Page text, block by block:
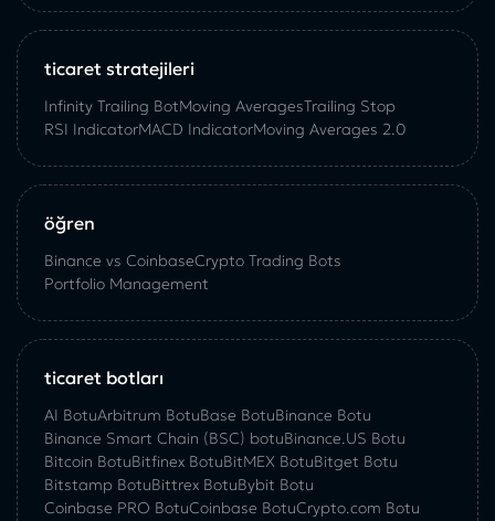
ticaret stratejileri
Infinity Trailing BotMoving AveragesTrailing Stop
RSI IndicatorMACD IndicatorMoving Averages 2.0
öğren
Binance vs CoinbaseCrypto Trading Bots
Portfolio Management
ticaret botları
AI BotuArbitrum BotuBase BotuBinance Botu
Binance Smart Chain (BSC) botuBinance.US Botu
Bitcoin BotuBitfinex BotuBitMEX BotuBitget Botu
Bitstamp BotuBittrex BotuBybit Botu
Coinbase PRO BotuCoinbase BotuCrypto.com Botu